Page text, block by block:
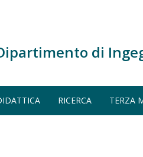
di
RICERCA TERZA